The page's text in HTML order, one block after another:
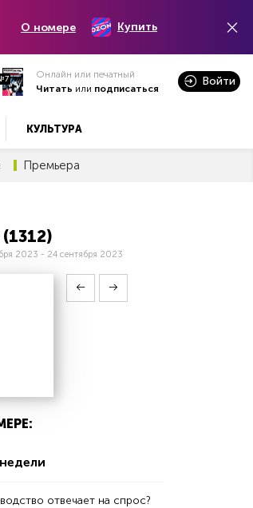
О номере Купить
Онлайн или печатный
Читать или подписаться
Войти
КУЛЬТУРА
Премьера
2023 - 24 сентября 2023
отвечает на спрос?